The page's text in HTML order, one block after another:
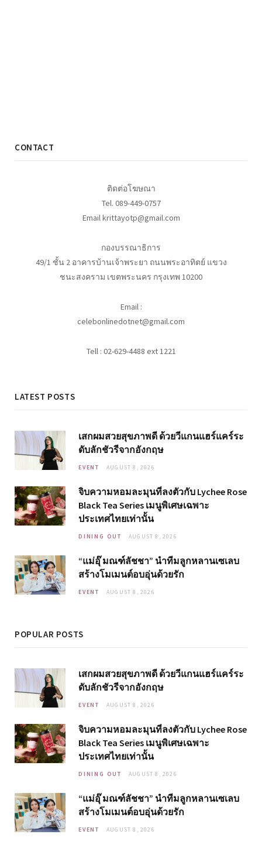
CONTACT
ติดต่อโฆษณา
Tel. 089-449-0757
Email krittayotp@gmail.com
กองบรรณาธิการ
49/1 ชั้น 2 อาคารบ้านเจ้าพระยา ถนนพระอาทิตย์ แขวง
ชนะสงคราม เขตพระนคร กรุงเทพ 10200
Email :
celebonlinedotnet@gmail.com
Tell : 02-629-4488 ext 1221
LATEST POSTS
เสกผมสวยสุขภาพดี ด้วยวีแกนแฮร์แคร์ระ
ดับลักชัวรีจากอังกฤษ
EVENT AUGUST 8, 2026
จิบความหอมละมุนที่ลงตัวกับ Lychee Rose
Black Tea Series เมนูพิเศษเฉพาะ
ประเทศไทยเท่านั้น
DINING OUT AUGUST 8, 2026
“แม่อุ๊ มณฑ์ลัชชา” นำทีมลูกหลานเซเลบ
สร้างโมเมนต์อบอุ่นด้วยรัก
EVENT AUGUST 8, 2026
POPULAR POSTS
เสกผมสวยสุขภาพดี ด้วยวีแกนแฮร์แคร์ระ
ดับลักชัวรีจากอังกฤษ
EVENT AUGUST 8, 2026
จิบความหอมละมุนที่ลงตัวกับ Lychee Rose
Black Tea Series เมนูพิเศษเฉพาะ
ประเทศไทยเท่านั้น
DINING OUT AUGUST 8, 2026
“แม่อุ๊ มณฑ์ลัชชา” นำทีมลูกหลานเซเลบ
สร้างโมเมนต์อบอุ่นด้วยรัก
EVENT AUGUST 8, 2026